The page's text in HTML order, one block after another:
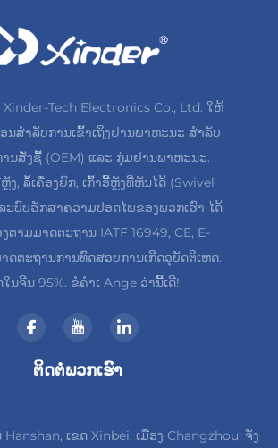
Tech Electronics Co., Ltd. ໃຫ້
ນສຳລັບການເຂົ້າເຖິງຢານພາຫະນະ ສຳລັບ
ນສັ່ງຊື້ (OEM) ແລະ ກຸ່ມຢານພາຫະນະ.
ງ, ລໍ້ເຄື່ອງຍົກ, ເກົ້າອີ້ຫຼັງທີ່ຫັນໄດ້ (Swivel
ະບົບຮັກສາຄວາມປອດໄພຂອງພວກເຮົາ ໄດ້
ຕາມມາດຕະຖານ IATF 16949, CE, E-
ດຕະຖານການທົດສອບການເກີດອຸບັດຕິເຫດ.
ນຈີນ 95%. ຂໍຄຳເ Ange ວ່ານີ້ເດີ!
ຕິດຕໍ່ພວກເຮົາ
ເຂດ Xinbei, ເມືອງ Changzhou, ຈັງ